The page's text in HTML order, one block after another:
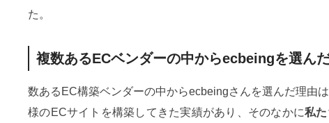
た。
複数あるECベンダーの中からecbeingを選ん
数あるEC構築ベンダーの中からecbeingさんを選んだ理由
様のECサイトを構築してきた実績があり、そのなかに私